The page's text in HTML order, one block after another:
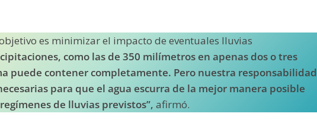
es minimizar el impacto de eventuales lluvias
como las de 350 milímetros en apenas dos o tres
puede contener completamente. Pero nuestra responsabilidad
para que el agua escurra de la mejor manera posible
de lluvias previstos”, afirmó.